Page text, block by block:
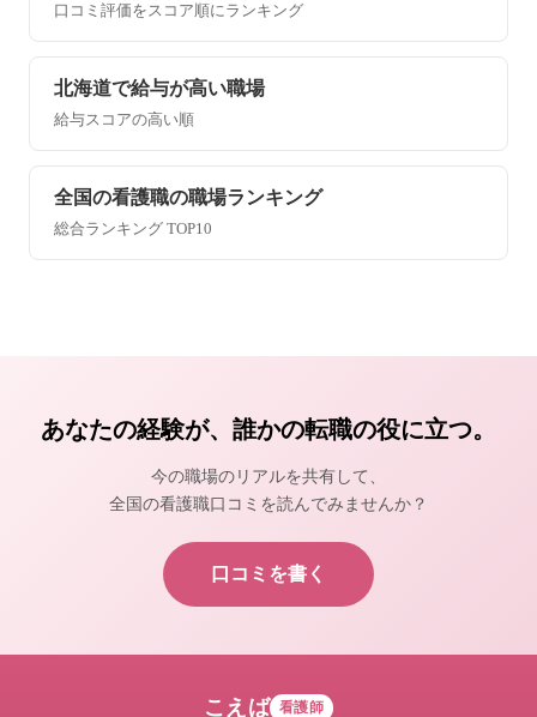
口コミ評価をスコア順にランキング
北海道で給与が高い職場
給与スコアの高い順
全国の看護職の職場ランキング
総合ランキング TOP10
あなたの経験が、誰かの転職の役に立つ。
今の職場のリアルを共有して、
全国の看護職口コミを読んでみませんか？
口コミを書く
こえば 看護師